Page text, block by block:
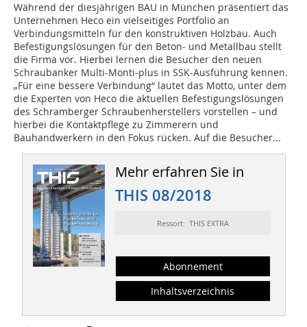
Während der diesjährigen BAU in München präsentiert das
Unternehmen Heco ein vielseitiges Portfolio an
Verbindungsmitteln für den konstruktiven Holzbau. Auch
Befestigungslösungen für den Beton- und Metallbau stellt
die Firma vor. Hierbei lernen die Besucher den neuen
Schraubanker Multi-Monti-plus in SSK-Ausführung kennen.
„Für eine bessere Verbindung“ lautet das Motto, unter dem
die Experten von Heco die aktuellen Befestigungslösungen
des Schramberger Schraubenherstellers vorstellen – und
hierbei die Kontaktpflege zu Zimmerern und
Bauhandwerkern in den Fokus rücken. Auf die Besucher...
Mehr erfahren Sie in
THIS 08/2018
Ressort: THIS EXTRA
Abonnement
Inhaltsverzeichnis